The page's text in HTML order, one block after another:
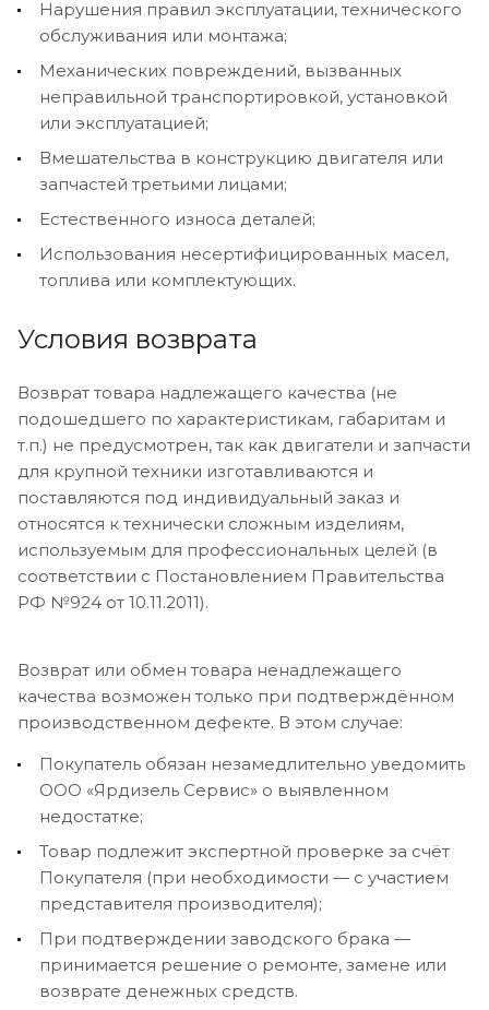
Нарушения правил эксплуатации, технического
обслуживания или монтажа;
Механических повреждений, вызванных
неправильной транспортировкой, установкой
или эксплуатацией;
Вмешательства в конструкцию двигателя или
запчастей третьими лицами;
Естественного износа деталей;
Использования несертифицированных масел,
топлива или комплектующих.
Условия возврата
Возврат товара надлежащего качества (не
подошедшего по характеристикам, габаритам и
т.п.) не предусмотрен, так как двигатели и запчасти
для крупной техники изготавливаются и
поставляются под индивидуальный заказ и
относятся к технически сложным изделиям,
используемым для профессиональных целей (в
соответствии с Постановлением Правительства
РФ №924 от 10.11.2011).
Возврат или обмен товара ненадлежащего
качества возможен только при подтверждённом
производственном дефекте. В этом случае:
Покупатель обязан незамедлительно уведомить
ООО «Ярдизель Сервис» о выявленном
недостатке;
Товар подлежит экспертной проверке за счёт
Покупателя (при необходимости — с участием
представителя производителя);
При подтверждении заводского брака —
принимается решение о ремонте, замене или
возврате денежных средств.